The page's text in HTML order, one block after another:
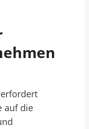
auf die